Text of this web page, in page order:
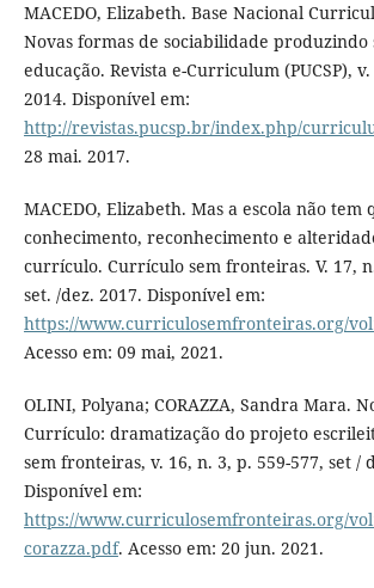
MACEDO, Elizabeth. Base Nacional
Novas formas de sociabilidade produzindo
educação. Revista e-Curriculum (PUCSP),
2014. Disponível em:
http://revistas.pucsp.br/index.php/
28 mai. 2017.
MACEDO, Elizabeth. Mas a escola não tem
conhecimento, reconhecimento e
currículo. Currículo sem fronteiras. V. 17,
set. /dez. 2017. Disponível em:
https://www.curriculosemfronteiras.org/
Acesso em: 09 mai, 2021.
OLINI, Polyana; CORAZZA, Sandra Mara.
Currículo: dramatização do projeto
sem fronteiras, v. 16, n. 3, p. 559-577, set /
Disponível em:
https://www.curriculosemfronteiras.org/
corazza.pdf. Acesso em: 20 jun. 2021.